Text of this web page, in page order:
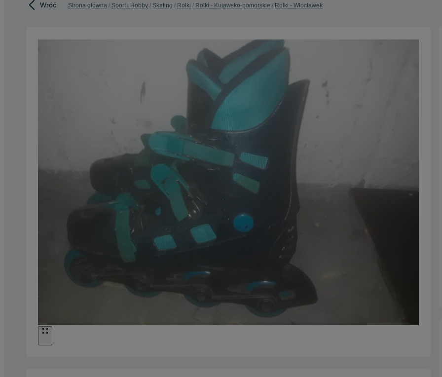
Wróć Strona główna Sport i Hobby Skating Rolki Rolki - Kujawsko-pomorskie Rolki - Włocławek